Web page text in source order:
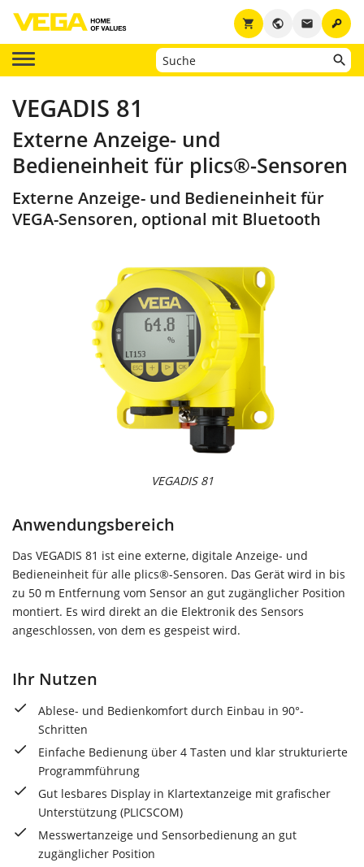
key
email
public
shopping_cart
VEGADIS 81
Externe Anzeige- und
Bedieneinheit für plics®-Sensoren
Externe Anzeige- und Bedieneinheit für
VEGA-Sensoren, optional mit Bluetooth
VEGADIS 81
Anwendungsbereich
Das VEGADIS 81 ist eine externe, digitale Anzeige- und
Bedieneinheit für alle plics®-Sensoren. Das Gerät wird in bis
zu 50 m Entfernung vom Sensor an gut zugänglicher Position
montiert. Es wird direkt an die Elektronik des Sensors
angeschlossen, von dem es gespeist wird.
Ihr Nutzen
Ablese- und Bedienkomfort durch Einbau in 90°-
Schritten
Einfache Bedienung über 4 Tasten und klar strukturierte
Programmführung
Gut lesbares Display in Klartextanzeige mit grafischer
Unterstützung (PLICSCOM)
Messwertanzeige und Sensorbedienung an gut
zugänglicher Position